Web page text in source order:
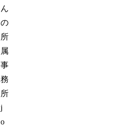
ん
の
所
属
事
務
所
j
o